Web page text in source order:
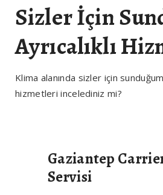
Sizler İçin
Ayrıcalıklı
Klima alanında sizler için
hizmetleri incelediniz mi?
Gaziantep
Servisi